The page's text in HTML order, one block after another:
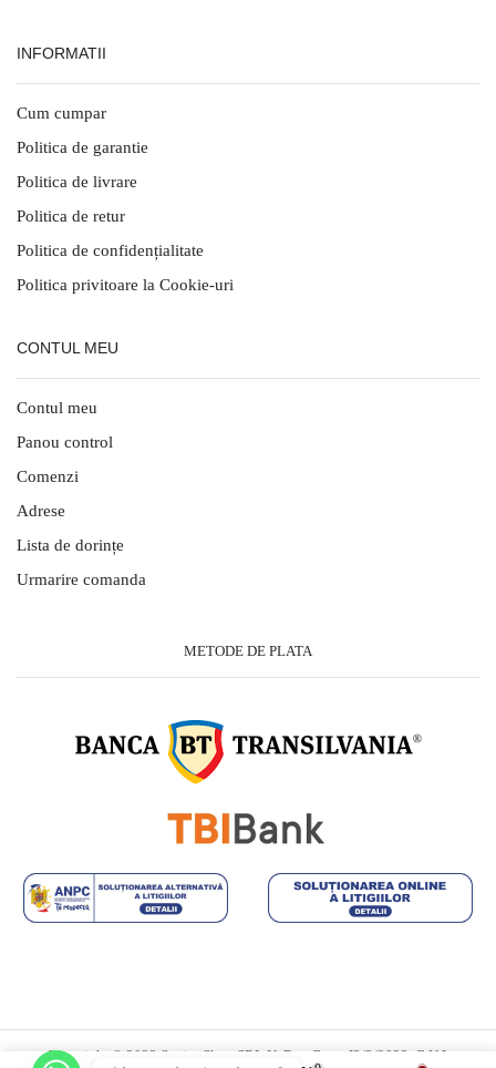
INFORMATII
Cum cumpar
Politica de garantie
Politica de livrare
Politica de retur
Politica de confidențialitate
Politica privitoare la Cookie-uri
CONTUL MEU
Contul meu
Panou control
Comenzi
Adrese
Lista de dorințe
Urmarire comanda
METODE DE PLATA
Copyright © 2023 Savior Shop SRL.Nr.Reg.Com: J2/3/2023, C.U.I.